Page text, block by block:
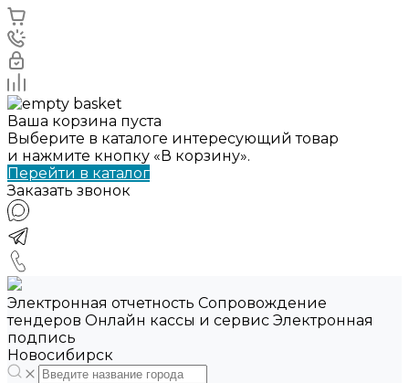
Ваша корзина пуста
Выберите в каталоге интересующий товар
и нажмите кнопку «В корзину».
Перейти в каталог
Заказать звонок
Электронная отчетность Сопровождение
тендеров Онлайн кассы и сервис Электронная
подпись
Новосибирск